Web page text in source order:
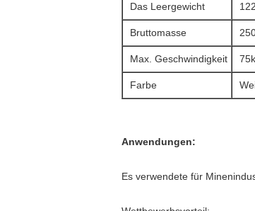
Das Leergewicht
Bruttomasse
Max. Geschwindigkeit
Farbe
Anwendungen:
Es verwendete für